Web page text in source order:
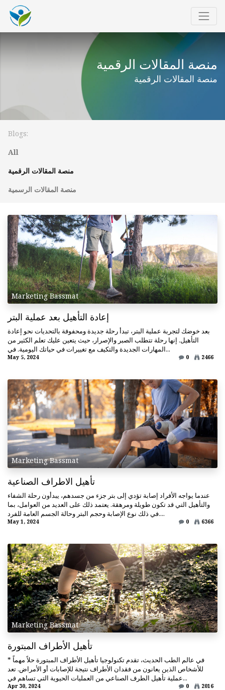
منصة المقالات الرقمية
منصة المقالات الرقمية
Blogs:
All
منصة المقالات الرقمية
منصة المقالات الرسمية
Marketing Bassmat
إعادة التأهيل بعد عملية البتر
بعد خوضك لتجربة عملية البتر، تبدأ رحلة جديدة ومحفوفة بالتحديات نحو إعادة
التأهيل. إنها رحلة تتطلب الصبر والإصرار، حيث يتعين عليك تعلم الكثير من
المهارات الجديدة والتكيف مع تغييرات في حياتك اليومية. في...
May 5, 2024 0 2466
Marketing Bassmat
تأهيل الاطراف الصناعية
عندما يواجه الأفراد إصابة تؤدي إلى بتر جزء من جسدهم، يبدأون رحلة الشفاء
والتأهيل التي قد تكون طويلة ومرهقة. يعتمد ذلك على العديد من العوامل، بما
في ذلك نوع الإصابة وحجم البتر وحالة الجسم العامة للفرد....
May 1, 2024 0 6366
Marketing Bassmat
تأهيل الأطراف المبتورة
* في عالم الطب الحديث، تقدم تكنولوجيا تأهيل الأطراف المبتورة حلاً مهماً
للأشخاص الذين يعانون من فقدان الأطراف نتيجة للإصابات أو الأمراض. تعد
عملية تأهيل الطرف الصناعي من العمليات الحيوية التي تساهم في...
Apr 30, 2024 0 2016